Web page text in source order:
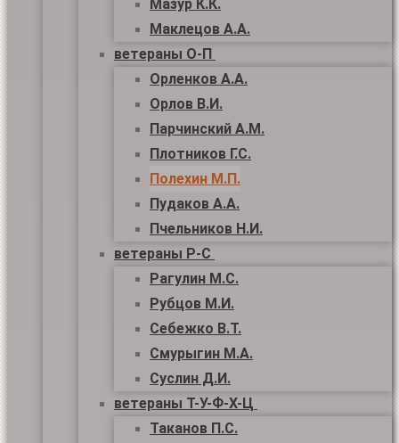
Мазур К.К.
Маклецов А.А.
ветераны О-П
Орленков А.А.
Орлов В.И.
Парчинский А.М.
Плотников Г.С.
Полехин М.П.
Пудаков А.А.
Пчельников Н.И.
ветераны Р-С
Рагулин М.С.
Рубцов М.И.
Себежко В.Т.
Смурыгин М.А.
Суслин Д.И.
ветераны Т-У-Ф-Х-Ц
Таканов П.С.